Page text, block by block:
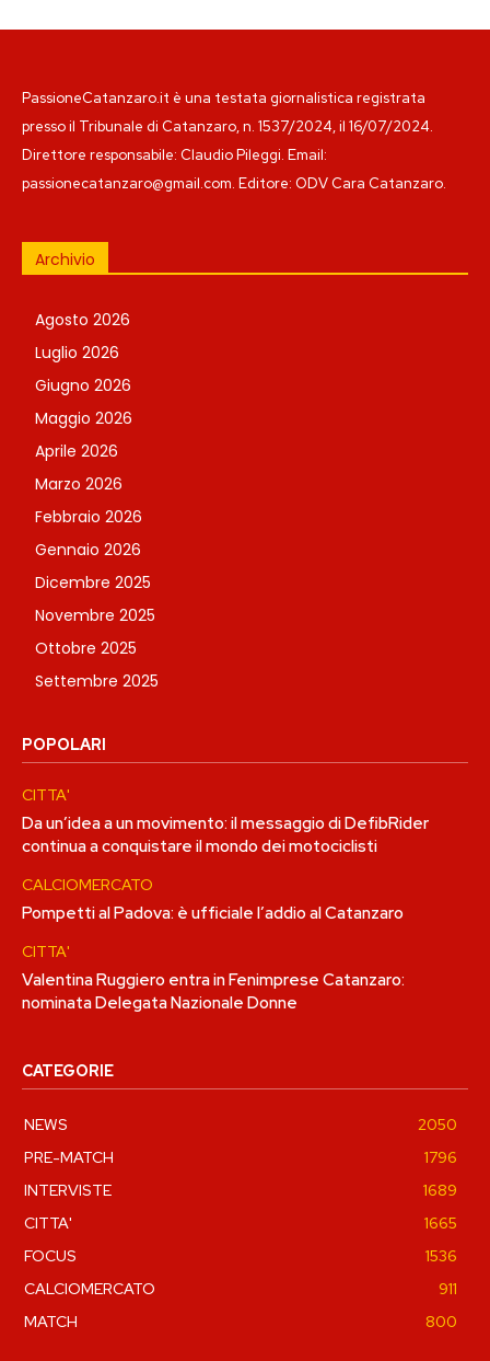
PassioneCatanzaro.it è una testata giornalistica registrata
presso il Tribunale di Catanzaro, n. 1537/2024, il 16/07/2024.
Direttore responsabile: Claudio Pileggi. Email:
passionecatanzaro@gmail.com. Editore: ODV Cara Catanzaro.
Archivio
Agosto 2026
Luglio 2026
Giugno 2026
Maggio 2026
Aprile 2026
Marzo 2026
Febbraio 2026
Gennaio 2026
Dicembre 2025
Novembre 2025
Ottobre 2025
Settembre 2025
POPOLARI
CITTA'
Da un’idea a un movimento: il messaggio di DefibRider
continua a conquistare il mondo dei motociclisti
CALCIOMERCATO
Pompetti al Padova: è ufficiale l’addio al Catanzaro
CITTA'
Valentina Ruggiero entra in Fenimprese Catanzaro:
nominata Delegata Nazionale Donne
CATEGORIE
NEWS
2050
PRE-MATCH
1796
INTERVISTE
1689
CITTA'
1665
FOCUS
1536
CALCIOMERCATO
911
MATCH
800